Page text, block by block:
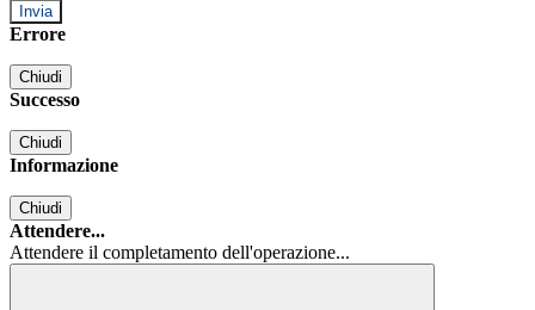
Errore
Chiudi
Successo
Chiudi
Informazione
Chiudi
Attendere...
Attendere il completamento dell'operazione...